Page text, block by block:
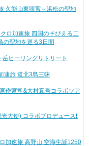
久能山東照宮～浜松の聖地
ロ加速旅 四国のそびえる二
の聖地を巡る3日間
ヒーリングリトリート
速旅 道北3島三昧
作宮司&大村真吾コラボツア
大使) コラボプロデュース❗️
加速旅 高野山 空海生誕1250